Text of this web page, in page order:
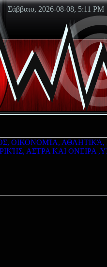
Σάββατο, 2026-08-08, 5:11 PM